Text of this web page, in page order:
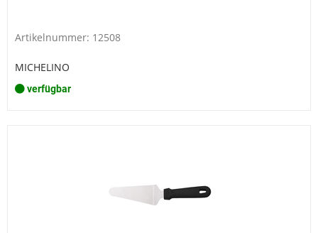
Artikelnummer: 12508
MICHELINO
verfügbar